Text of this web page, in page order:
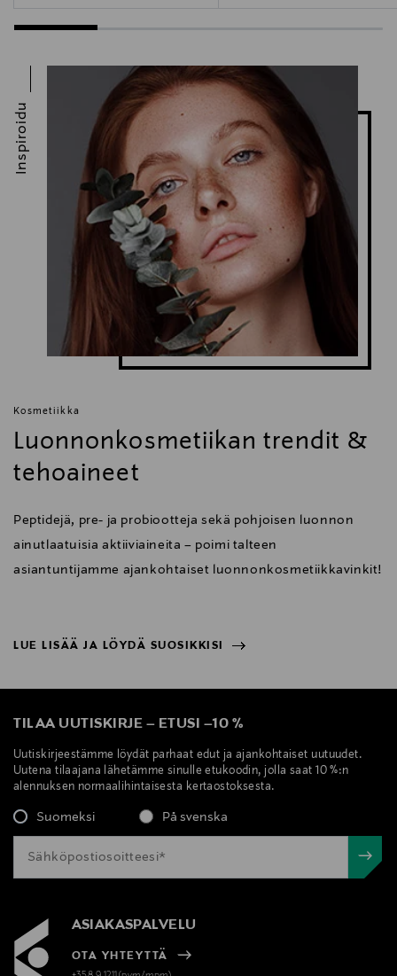
Kosmetiikka
Luonnonkosmetiikan trendit &
tehoaineet
Peptidejä, pre- ja probiootteja sekä pohjoisen luonnon
ainutlaatuisia aktiiviaineita – poimi talteen
asiantuntijamme ajankohtaiset luonnonkosmetiikkavinkit!
LUE LISÄÄ JA LÖYDÄ SUOSIKKISI
Inspiroidu
TILAA UUTISKIRJE – ETUSI –10 %
Uutiskirjeestämme löydät parhaat edut ja ajankohtaiset uutuudet.
Uutena tilaajana lähetämme sinulle etukoodin, jolla saat 10 %:n
alennuksen normaalihintaisesta kertaostoksesta.
Suomeksi På svenska
ASIAKASPALVELU
OTA YHTEYTTÄ